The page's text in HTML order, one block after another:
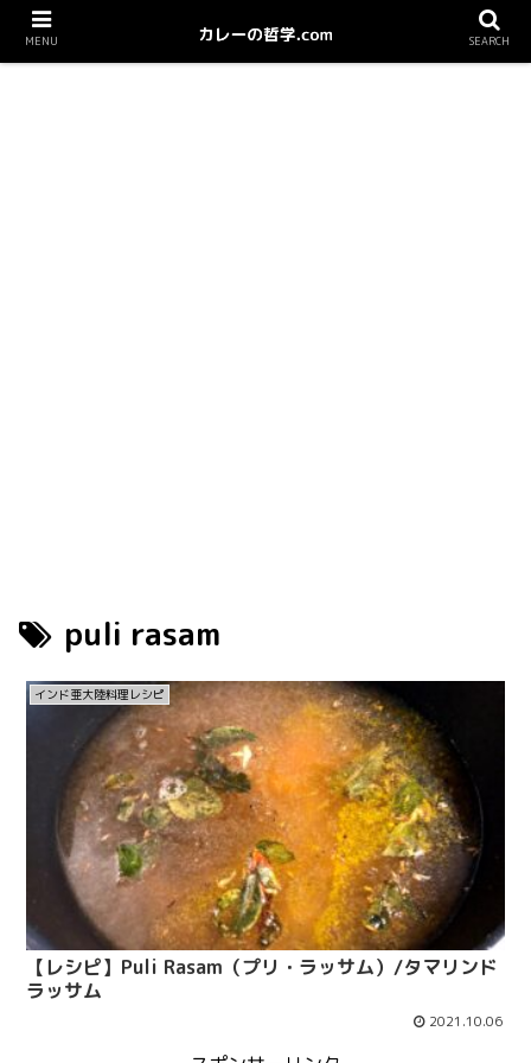
puli rasam
インド亜大陸料理レシピ
【レシピ】Puli Rasam（プリ・ラッサム）/タマリンド
ラッサム
2021.10.06
MENU SEARCH